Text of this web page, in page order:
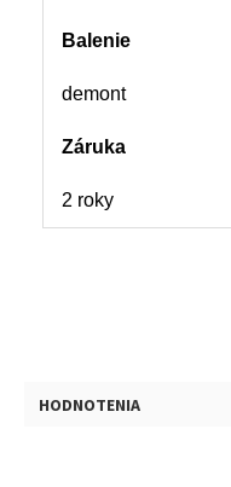
Balenie
demont
Záruka
2 roky
HODNOTENIA